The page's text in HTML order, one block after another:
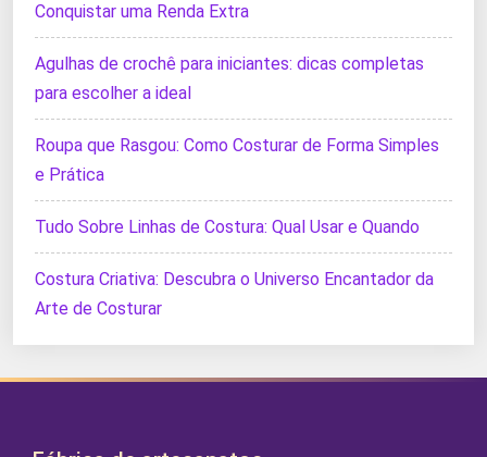
Conquistar uma Renda Extra
Agulhas de crochê para iniciantes: dicas completas
para escolher a ideal
Roupa que Rasgou: Como Costurar de Forma Simples
e Prática
Tudo Sobre Linhas de Costura: Qual Usar e Quando
Costura Criativa: Descubra o Universo Encantador da
Arte de Costurar